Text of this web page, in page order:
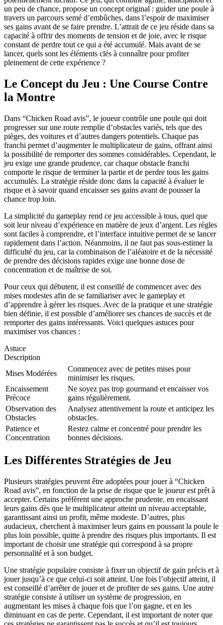
un peu de chance, propose un concept original : guider une poule à
travers un parcours semé d’embûches, dans l’espoir de maximiser
ses gains avant de se faire prendre. L’attrait de ce jeu réside dans sa
capacité à offrir des moments de tension et de joie, avec le risque
constant de perdre tout ce qui a été accumulé. Mais avant de se
lancer, quels sont les éléments clés à connaître pour profiter
pleinement de cette expérience ?
Le Concept du Jeu : Une Course Contre
la Montre
Dans “Chicken Road avis”, le joueur contrôle une poule qui doit
progresser sur une route remplie d’obstacles variés, tels que des
pièges, des voitures et d’autres dangers potentiels. Chaque pas
franchi permet d’augmenter le multiplicateur de gains, offrant ainsi
la possibilité de remporter des sommes considérables. Cependant, le
jeu exige une grande prudence, car chaque obstacle franchi
comporte le risque de terminer la partie et de perdre tous les gains
accumulés. La stratégie réside donc dans la capacité à évaluer le
risque et à savoir quand encaisser ses gains avant de pousser la
chance trop loin.
La simplicité du gameplay rend ce jeu accessible à tous, quel que
soit leur niveau d’expérience en matière de jeux d’argent. Les règles
sont faciles à comprendre, et l’interface intuitive permet de se lancer
rapidement dans l’action. Néanmoins, il ne faut pas sous-estimer la
difficulté du jeu, car la combinaison de l’aléatoire et de la nécessité
de prendre des décisions rapides exige une bonne dose de
concentration et de maîtrise de soi.
Pour ceux qui débutent, il est conseillé de commencer avec des
mises modestes afin de se familiariser avec le gameplay et
d’apprendre à gérer les risques. Avec de la pratique et une stratégie
bien définie, il est possible d’améliorer ses chances de succès et de
remporter des gains intéressants. Voici quelques astuces pour
maximiser vos chances :
Astuce
Description
Mises Modérées
Commencez avec de petites mises pour
minimiser les risques.
Encaissement
Précoce
Ne soyez pas trop gourmand et encaisser vos
gains régulièrement.
Observation des
Obstacles
Analysez attentivement la route et anticipez les
obstacles.
Patience et
Concentration
Restez calme et concentré pour prendre les
bonnes décisions.
Les Différentes Stratégies de Jeu
Plusieurs stratégies peuvent être adoptées pour jouer à “Chicken
Road avis”, en fonction de la prise de risque que le joueur est prêt à
accepter. Certains préfèrent une approche prudente, en encaissant
leurs gains dès que le multiplicateur atteint un niveau acceptable,
garantissant ainsi un profit, même modeste. D’autres, plus
audacieux, cherchent à maximiser leurs gains en poussant la poule le
plus loin possible, quitte à prendre des risques plus importants. Il est
important de choisir une stratégie qui correspond à sa propre
personnalité et à son budget.
Une stratégie populaire consiste à fixer un objectif de gain précis et à
jouer jusqu’à ce que celui-ci soit atteint. Une fois l’objectif atteint, il
est conseillé d’arrêter de jouer et de profiter de ses gains. Une autre
stratégie consiste à utiliser un système de progression, en
augmentant les mises à chaque fois que l’on gagne, et en les
diminuant en cas de perte. Cependant, il est important de noter que